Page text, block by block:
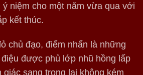
ý niệm cho một năm vừa qua với
kết thúc.
chủ đạo, điểm nhấn là những
được phủ lớp nhũ hồng lấp
giác sang trọng lại không kém